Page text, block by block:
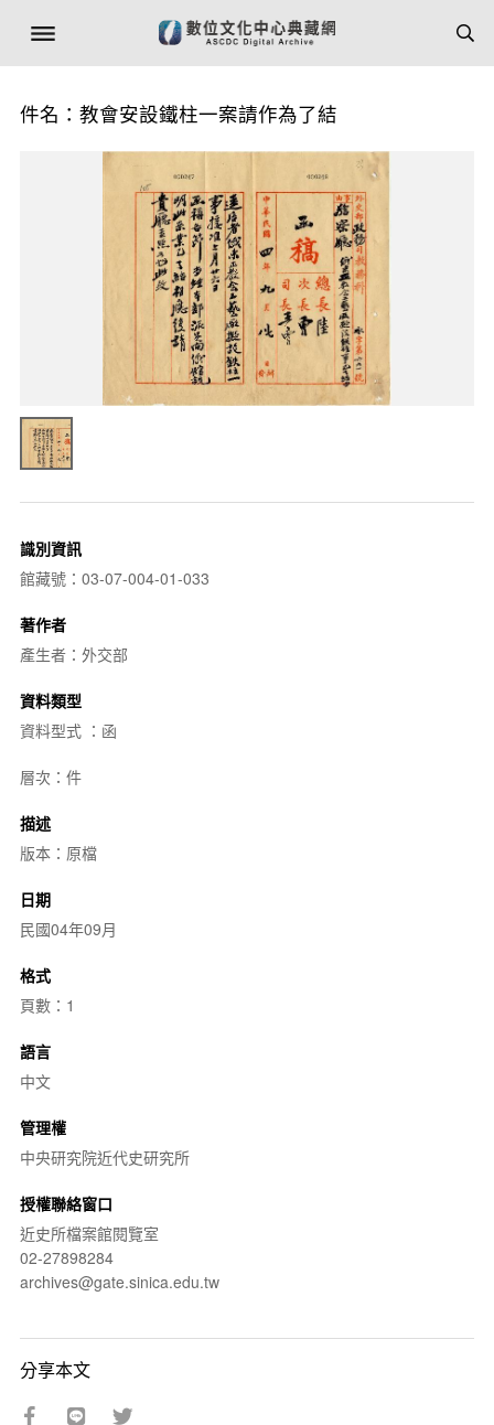
件名：教會安設鐵柱一案請作為了結
識別資訊
館藏號：03-07-004-01-033
著作者
產生者：外交部
資料類型
資料型式 ：函
層次：件
描述
版本：原檔
日期
民國04年09月
格式
頁數：1
語言
中文
管理權
中央研究院近代史研究所
授權聯絡窗口
近史所檔案館閱覽室
02-27898284
archives@gate.sinica.edu.tw
分享本文